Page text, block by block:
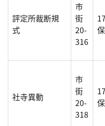
評定所裁断規
式
市
街
20-
316
社寺異動
市
街
20-
318